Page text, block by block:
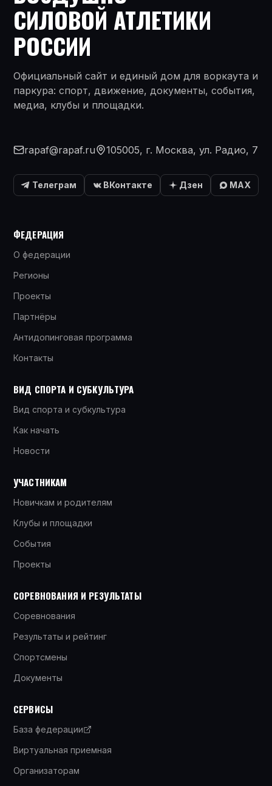
СИЛОВОЙ АТЛЕТИКИ
РОССИИ
Официальный сайт и единый дом для воркаута и
паркура: спорт, движение, документы, события,
медиа, клубы и площадки.
rapaf@rapaf.ru 105005, г. Москва, ул. Радио, 7
Телеграм ВКонтакте Дзен MAX
ФЕДЕРАЦИЯ
О федерации
Регионы
Проекты
Партнёры
Антидопинговая программа
Контакты
ВИД СПОРТА И СУБКУЛЬТУРА
Вид спорта и субкультура
Как начать
Новости
УЧАСТНИКАМ
Новичкам и родителям
Клубы и площадки
События
Проекты
СОРЕВНОВАНИЯ И РЕЗУЛЬТАТЫ
Соревнования
Результаты и рейтинг
Спортсмены
Документы
СЕРВИСЫ
База федерации
Виртуальная приемная
Организаторам